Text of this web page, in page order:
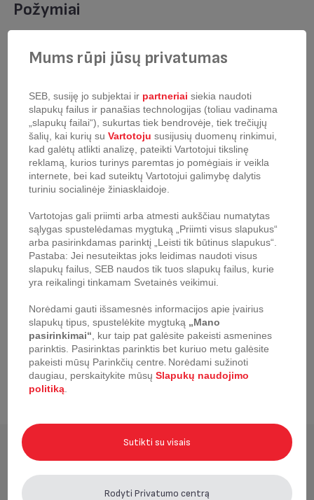
Požymiai
Indukcinis - Dujinis -
Halogeninis
Vidinė danga / apdaila Neprideganti danga
Išorinė danga / apdaila Neprideganti danga
Medžiaga Aliuminis
Galimybė dėti į orkaitę Viskas išskyrus rankenas
Rankenos tipas Nuimamas
Išorinės dangos spalva Ruda - kakava
Aksesuarai
Mums rūpi jūsų privatumas
SEB, susiję jo subjektai ir partneriai siekia naudoti
slapukų failus ir panašias technologijas (toliau vadinama
„slapukų failai“), sukurtas tiek bendrovėje, tiek trečiųjų
šalių, kai kurių su Vartotoju susijusių duomenų rinkimui,
kad galėtų atlikti analizę, pateikti Vartotojui tikslinę
reklamą, kurios turinys paremtas jo pomėgiais ir veikla
internete, bei kad suteiktų Vartotojui galimybę dalytis
turiniu socialinėje žiniasklaidoje.
Vartotojas gali priimti arba atmesti aukščiau numatytas
sąlygas spustelėdamas mygtuką „Priimti visus slapukus“
arba pasirinkdamas parinktį „Leisti tik būtinus slapukus“.
Pastaba: Jei nesuteiktas joks leidimas naudoti visus
slapukų failus, SEB naudos tik tuos slapukų failus, kurie
yra reikalingi tinkamam Svetainės veikimui.
Norėdami gauti išsamesnės informacijos apie įvairius
slapukų tipus, spustelėkite mygtuką „Mano
pasirinkimai“ , kur taip pat galėsite pakeisti asmenines
parinktis. Pasirinktas parinktis bet kuriuo metu galėsite
pakeisti mūsų Parinkčių centre. Norėdami sužinoti
daugiau, perskaitykite mūsų Slapukų naudojimo
politiką
Sutikti su visais
Rodyti Privatumo centrą